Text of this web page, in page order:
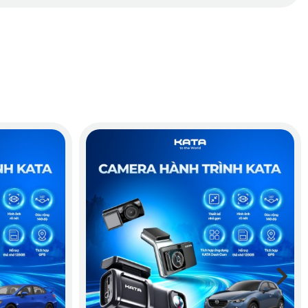
hay gây cản trở tới tầm nhìn của tài xế. Màn hình hiển thị